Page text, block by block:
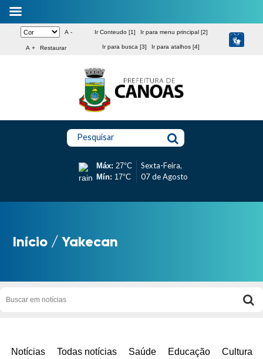
A -
A + Restaurar
Ir Conteudo [1] Ir para menu principal [2]
Ir para busca [3] Ir para atalhos [4]
Pesquisar
Máx: 27°C
Mín: 17°C
Sexta-Feira,
07 de Agosto
Início /Yakecan
Notícias Todas notícias Saúde Educação Cultura